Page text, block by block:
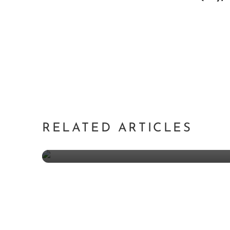
RELATED ARTICLES
dalam Desain Furnitur Modern